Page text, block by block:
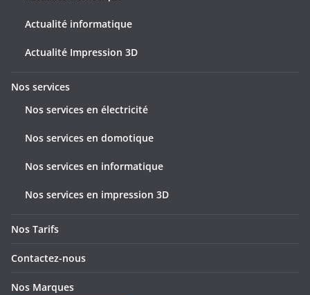
e
Actualité informatique
Actualité Impression 3D
Nos services
Nos services en électricité
Nos services en domotique
Nos services en informatique
Nos services en impression 3D
Nos Tarifs
Contactez-nous
Nos Marques